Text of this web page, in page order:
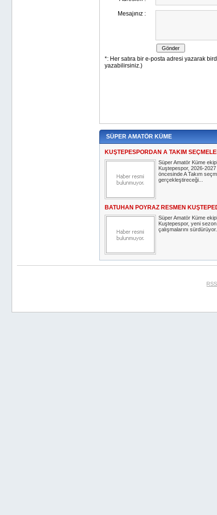
SÜPER AMATÖR KÜME
KUŞTEPESPORDAN A TAKIM
Süper Amatör Küme
Kuştepespor, 2026-
öncesinde A Takım
gerçekleştireceği...
BATUHAN POYRAZ RESMEN
Süper Amatör Küme
Kuştepespor, yeni
çalışmalarını sürdürüyor.